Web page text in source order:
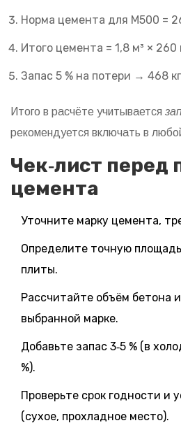
Норма цемента для М500 =
Итого цемента = 1,8 м³ × 260
Запас 5 % на потери → 468 кг
Итого в расчёте учитывается
рекомендуется включать в
Чек‑лист перед
цемента
Уточните марку цемента,
Определите точную
плиты.
Рассчитайте объём бетона
выбранной марке.
Добавьте запас 3‑5 % (в
%).
Проверьте срок годности и
(сухое, прохладное место).